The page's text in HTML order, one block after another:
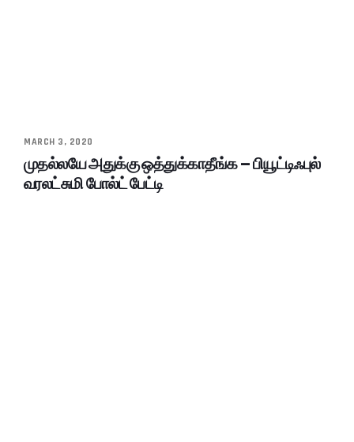
MARCH 3, 2020
முதல்லயே அதுக்கு ஒத்துக்காதீங்க – பியூட்டிஃபுல்
வரலட்சுமி போல்ட் பேட்டி